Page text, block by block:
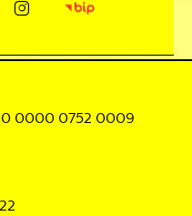
0000 0752 0009